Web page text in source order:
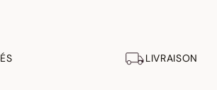
LIVRAISON